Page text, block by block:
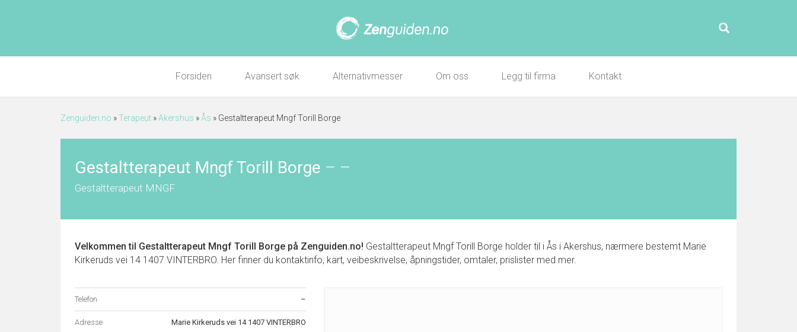
Forsiden Avansert søk Alternativmesser Om oss Legg til firma Kontakt
Zenguiden.no »Terapeut »Akershus »Ås » Gestaltterapeut Mngf Torill Borge
Gestaltterapeut Mngf Torill Borge – –
Gestaltterapeut MNGF
Velkommen til Gestaltterapeut Mngf Torill Borge på Zenguiden.no! Gestaltterapeut Mngf Torill Borge holder til i Ås i Akershus, nærmere bestemt Marie
Kirkeruds vei 14 1407 VINTERBRO. Her finner du kontaktinfo, kart, veibeskrivelse, åpningstider, omtaler, prislister med mer.
Telefon –
Adresse Marie Kirkeruds vei 14 1407 VINTERBRO